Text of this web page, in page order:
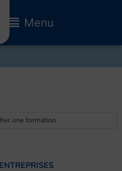
Main
Menu
Menu
une formation